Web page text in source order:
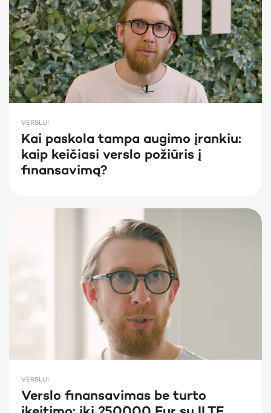
VERSLUI
Kai paskola tampa augimo įrankiu:
kaip keičiasi verslo požiūris į
finansavimą?
VERSLUI
Verslo finansavimas be turto